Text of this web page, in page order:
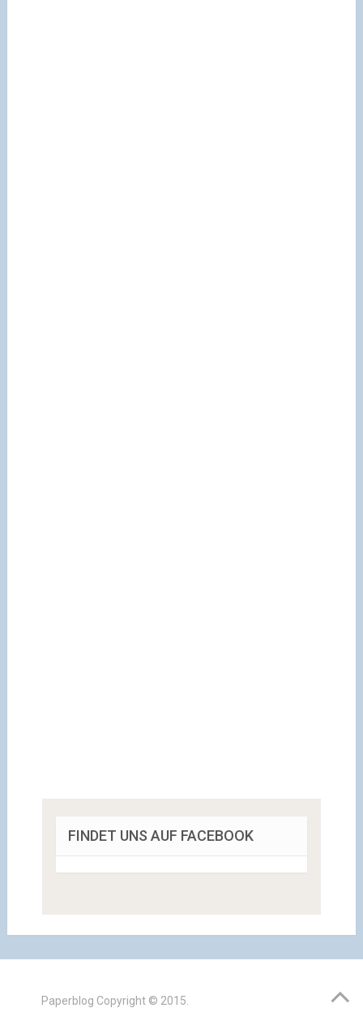
FINDET UNS AUF FACEBOOK
Paperblog Copyright © 2015.